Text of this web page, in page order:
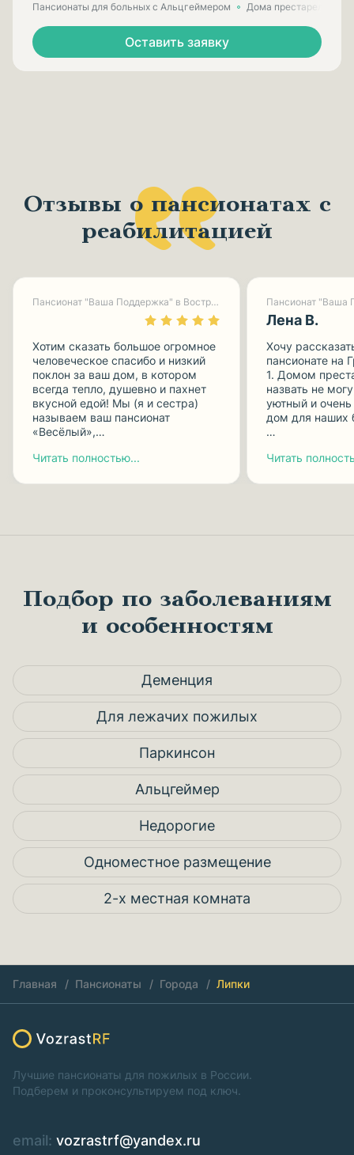
Пансионаты для больных с Альцгеймером Дома престарелых
Оставить заявку
Отзывы о пансионатах с
реабилитацией
Пансионат "Ваша Поддержка" в Востряково
Хотим сказать большое огромное
человеческое спасибо и низкий
поклон за ваш дом, в котором
всегда тепло, душевно и пахнет
вкусной едой! Мы (я и сестра)
называем ваш пансионат
«Весёлый»,…
Читать полностью...
Лена В.
Хочу
пансионате на
1. Домом
назвать не
уютный и
дом для наших
…
Читать
Подбор по заболеваниям
и особенностям
Деменция
Для лежачих пожилых
Паркинсон
Альцгеймер
Недорогие
Одноместное размещение
2-х местная комната
Главная Пансионаты Города Липки
Лучшие пансионаты для пожилых в России.
Подберем и проконсультируем под ключ.
email: vozrastrf@yandex.ru